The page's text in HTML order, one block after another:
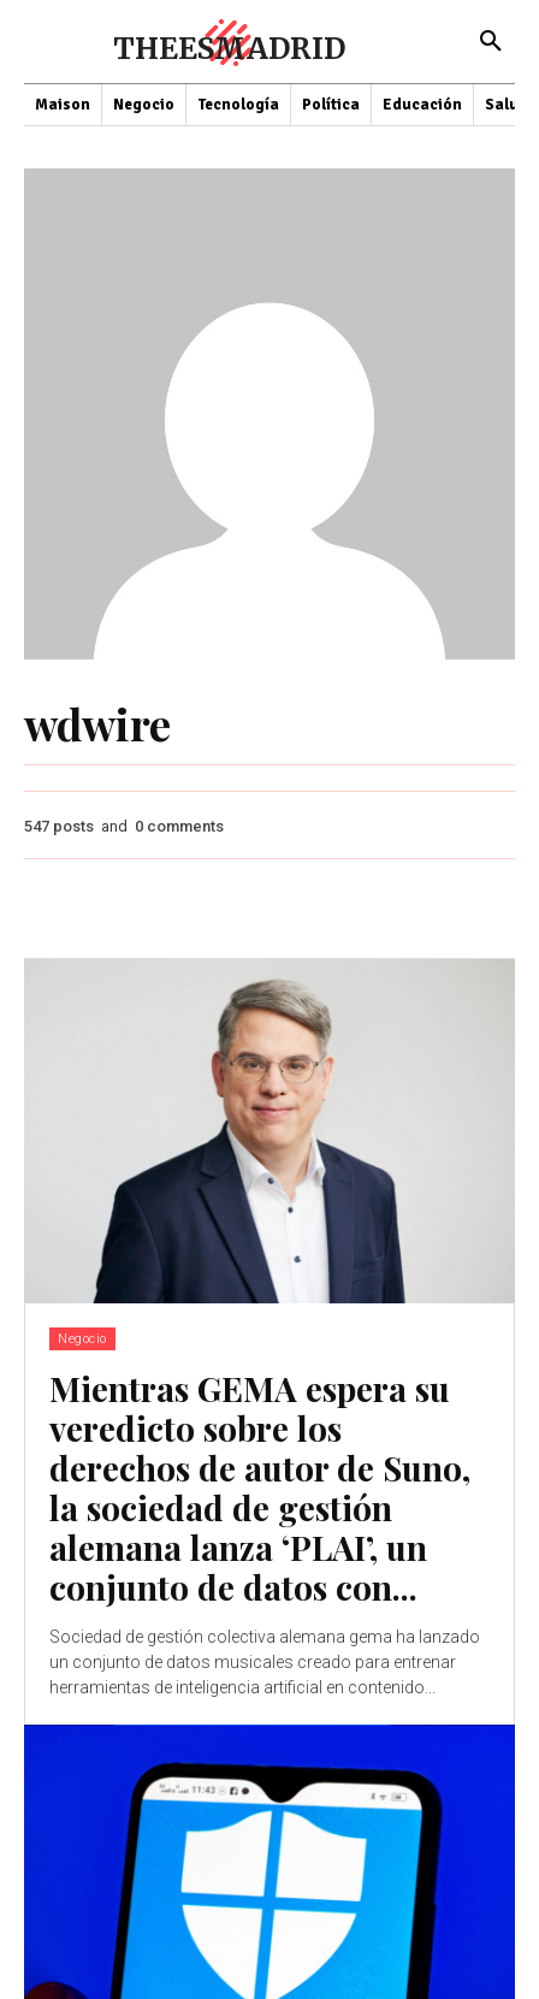
THEESMADRID
Maison Negocio Tecnología Política Educación Salud
wdwire
547 posts and 0 comments
Negocio
Mientras GEMA espera su
veredicto sobre los
derechos de autor de Suno,
la sociedad de gestión
alemana lanza ‘PLAI’, un
conjunto de datos con...
Sociedad de gestión colectiva alemana gema ha lanzado
un conjunto de datos musicales creado para entrenar
herramientas de inteligencia artificial en contenido...